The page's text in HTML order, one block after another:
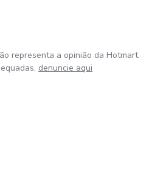
representa a opinião da Hotmart.
denuncie aqui